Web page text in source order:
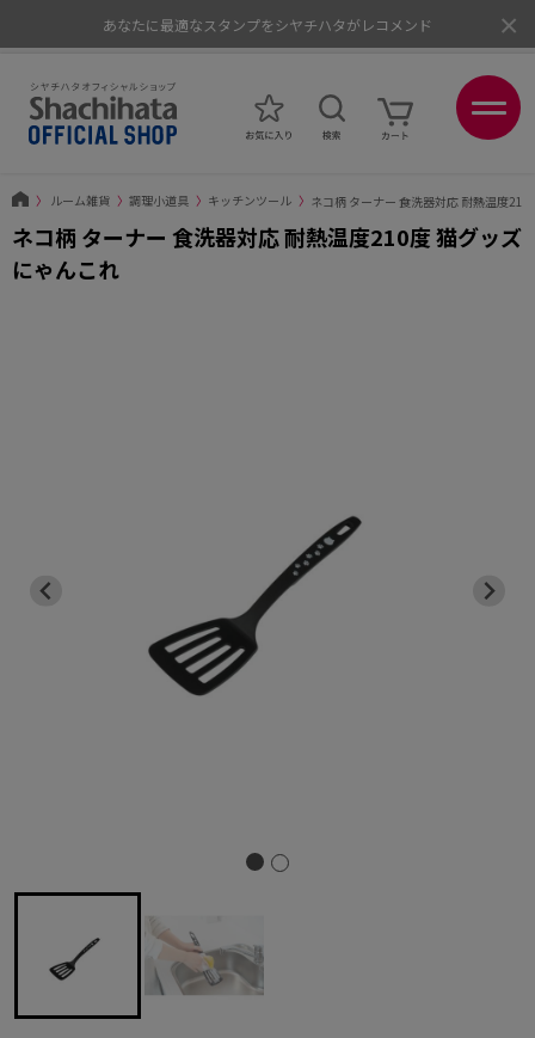
〉 ルーム雑貨 〉 調理小道具 〉 キッチンツール 〉 ネコ柄 ターナー 食洗器対応 耐熱温度
ネコ柄 ターナー 食洗器対応 耐熱温度210度 猫グッズ
にゃんこれ
×